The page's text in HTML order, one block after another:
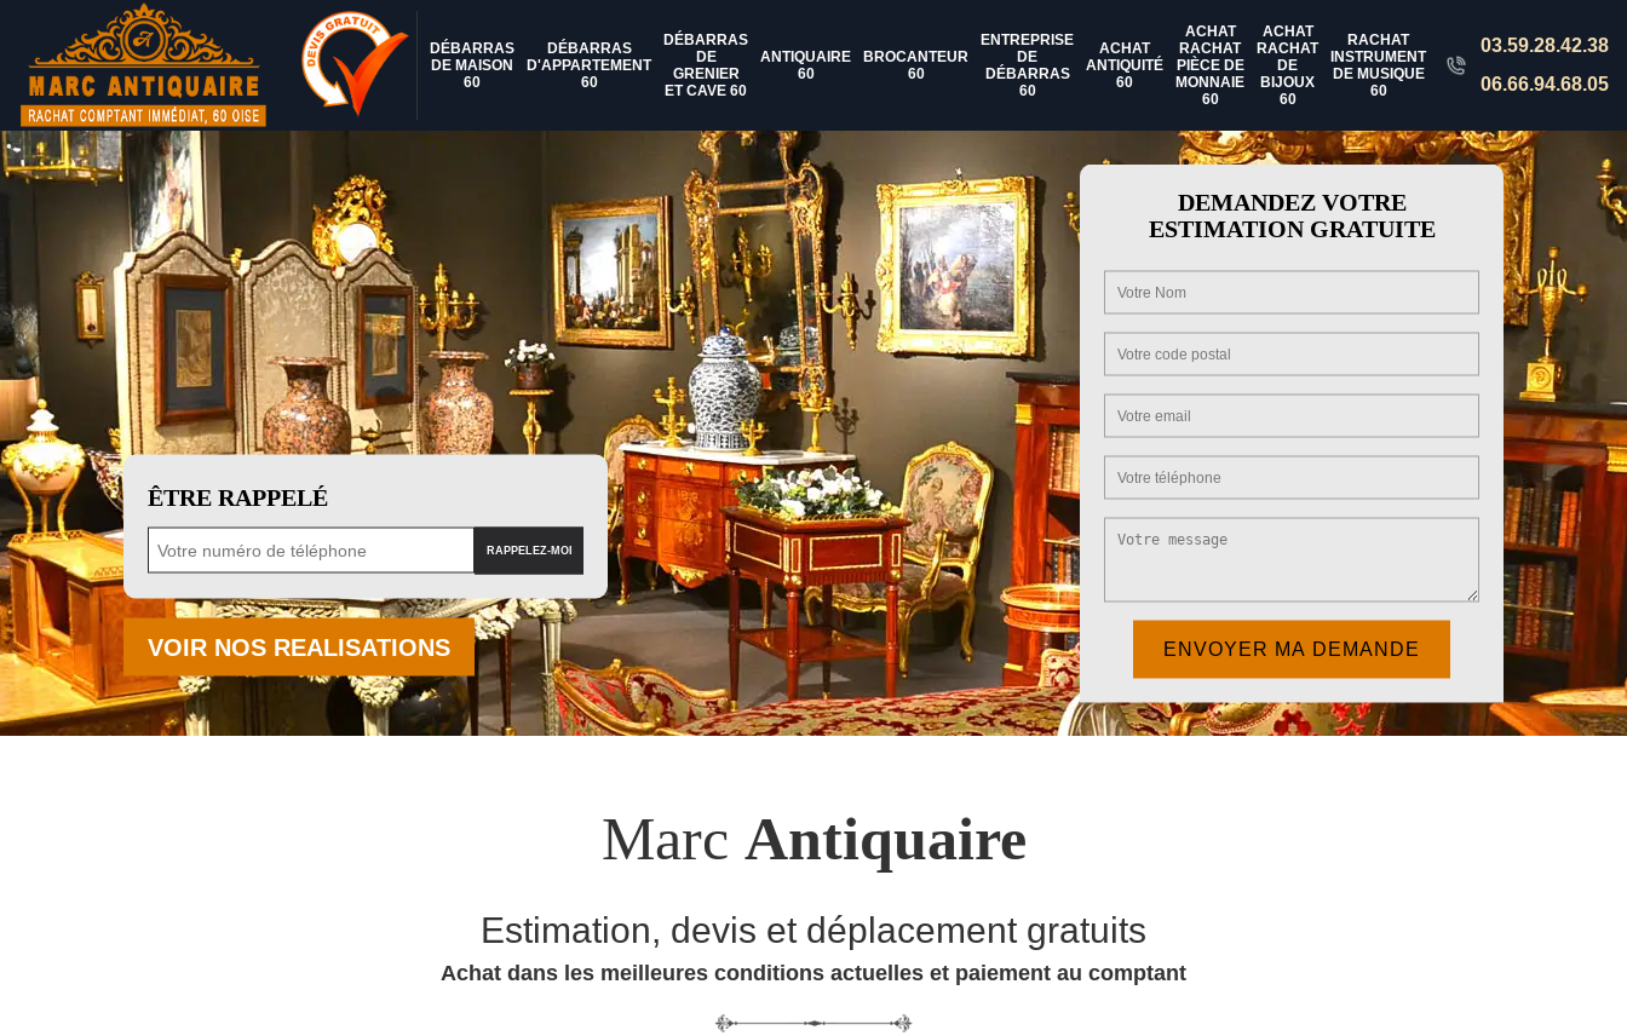
DÉBARRAS
DE MAISON
60
DÉBARRAS
D'APPARTEMENT
60
DÉBARRAS
DE
GRENIER
ET CAVE 60
ANTIQUAIRE
60
BROCANTEUR
60
ENTREPRISE
DE
DÉBARRAS
60
ACHAT
ANTIQUITÉ
60
ACHAT
RACHAT
PIÈCE DE
MONNAIE
60
ACHAT
RACHAT
DE
BIJOUX
60
RACHAT
INSTRUMENT
DE MUSIQUE
60
03.59.28.42.38
06.66.94.68.05
ÊTRE RAPPELÉ
VOIR NOS REALISATIONS
DEMANDEZ VOTRE
ESTIMATION GRATUITE
Marc Antiquaire
Estimation, devis et déplacement gratuits
Achat dans les meilleures conditions actuelles et paiement au comptant